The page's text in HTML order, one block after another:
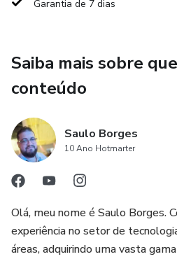
Garantia de 7 dias
Saiba mais sobre
conteúdo
Saulo Borges
10 Ano Hotmarter
Olá, meu nome é Saulo Borges.
experiência no setor de
áreas, adquirindo uma vasta